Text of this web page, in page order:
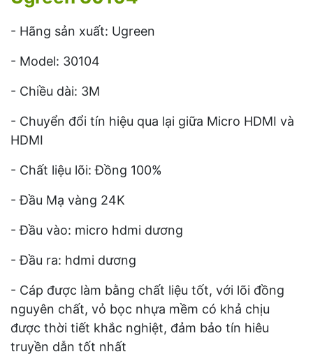
- Hãng sản xuất: Ugreen
- Model: 30104
- Chiều dài: 3M
- Chuyển đổi tín hiệu qua lại giữa Micro HDMI và
HDMI
- Chất liệu lõi: Đồng 100%
-Đầu Mạ vàng 24K
- Đầu vào: micro hdmi dương
- Đầu ra: hdmi dương
- Cáp được làm bằng chất liệu tốt, với lõi đồng
nguyên chất, vỏ bọc nhựa mềm có khả chịu
được thời tiết khắc nghiệt, đảm bảo tín hiêu
truyền dẫn tốt nhất